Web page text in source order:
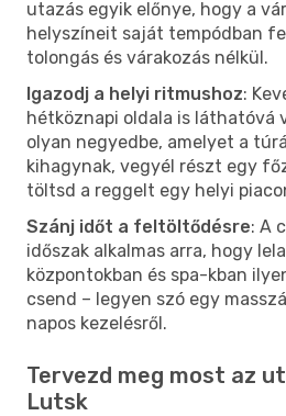
utazás egyik előnye, hogy a
helyszíneit saját tempódban
tolongás és várakozás nélkül.
Igazodj a helyi ritmushoz:
hétköznapi oldala is láthatóvá
olyan negyedbe, amelyet a
kihagynak, vegyél részt egy
töltsd a reggelt egy helyi
Szánj időt a feltöltődésre: A
időszak alkalmas arra, hogy
központokban és spa-kban
csend – legyen szó egy
napos kezelésről.
Tervezd meg most az
Lutsk